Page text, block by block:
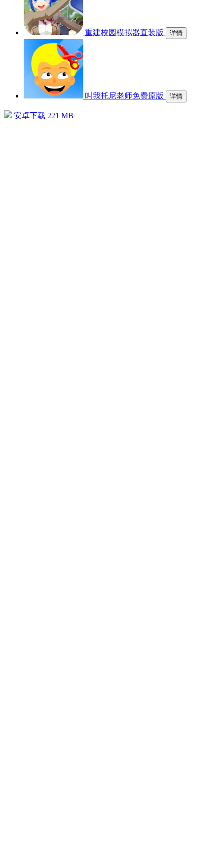
重建校园模拟器直装版 详情
叫我托尼老师免费原版 详情
安卓下载 221 MB